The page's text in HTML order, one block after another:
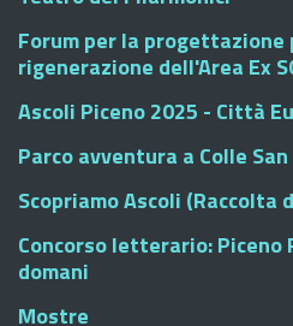
Forum per la
rigenerazione dell'Area Ex
Ascoli Piceno 2025 - Città
Parco avventura a Colle
Scopriamo Ascoli (Raccolta
Concorso letterario:
domani
Mostre